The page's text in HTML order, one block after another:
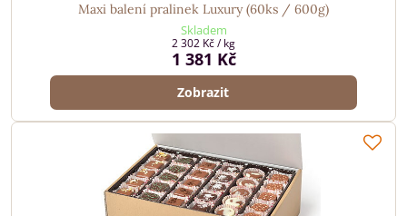
Maxi balení pralinek Luxury (60ks / 600g)
Skladem
1 381 Kč
2 302 Kč/ kg
Zobrazit